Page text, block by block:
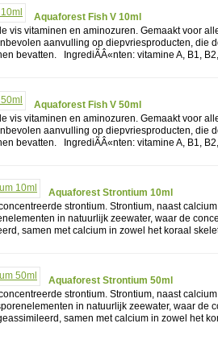
Aquaforest Fish V 10ml
vis vitaminen en aminozuren. Gemaakt voor
aanvulling op diepvriesproducten, die
bevatten. IngrediÃÂ«nten: vitamine A, B1,
Aquaforest Fish V 50ml
vis vitaminen en aminozuren. Gemaakt voor
aanvulling op diepvriesproducten, die
bevatten. IngrediÃÂ«nten: vitamine A, B1,
Aquaforest Strontium 10ml
strontium. Strontium, naast
in natuurlijk zeewater, waar de
samen met calcium in zowel het koraal
Aquaforest Strontium 50ml
strontium. Strontium, naast
in natuurlijk zeewater, waar de
samen met calcium in zowel het